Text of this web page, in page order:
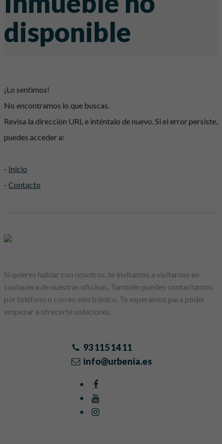
disponible
¡Lo sentimos!
No encontramos lo que buscas.
Revisa la dirección URL e inténtalo de nuevo. Si el error persiste,
puedes acceder a:
- Inicio
- Contacto
93 115 14 11
info@urbenia.es
Si quieres hablar con nosotros, te invitamos a visitarnos en
cualquiera de nuestras oficinas. También puedes contactarnos
por teléfono o correo electrónico. Te esperamos para poder
empezar a ofrecerte soluciones.